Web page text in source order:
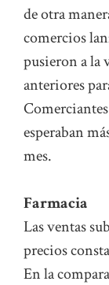
de otra
comercios
pusieron a la
anteriores
esperaban
mes.
Farmacia
Las ventas
precios
En la